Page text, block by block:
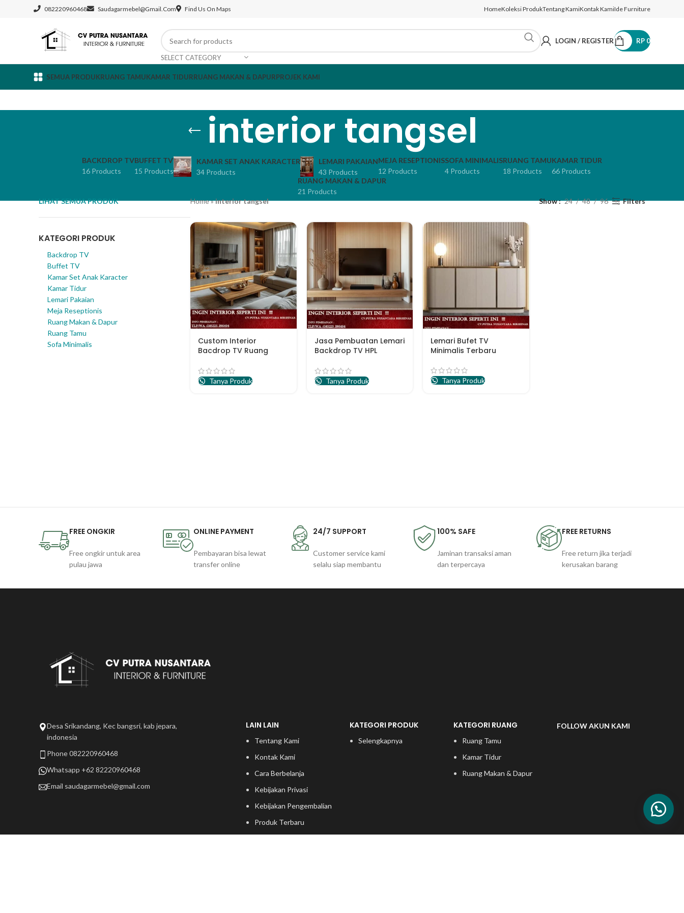
082220960468 Saudagarmebel@gmail.com Find Us On Maps HomeKoleksi ProdukTentang KamiKontak KamiIde Furniture
SELECT CATEGORY
LOGIN / REGISTER RP 0
SEMUA PRODUKRUANG TAMUKAMAR TIDURRUANG MAKAN & DAPURPROJEK KAMI
interior tangsel
BACKDROP TV
16 Products
BUFFET TV
15 Products
KAMAR SET ANAK KARACTER
34 Products
LEMARI PAKAIAN
43 Products
MEJA RESEPTIONIS
12 Products
SOFA MINIMALIS
4 Products
RUANG TAMU
18 Products
KAMAR TIDUR
66 Products
RUANG MAKAN & DAPUR
21 Products
LIHAT SEMUA PRODUK
KATEGORI PRODUK
Backdrop TV
Buffet TV
Kamar Set Anak Karacter
Kamar Tidur
Lemari Pakaian
Meja Reseptionis
Ruang Makan & Dapur
Ruang Tamu
Sofa Minimalis
Home»interior tangsel Show 24 48 96 Filters
Custom Interior
Bacdrop TV Ruang
Tanya Produk
Jasa Pembuatan Lemari
Backdrop TV HPL
Tanya Produk
Lemari Bufet TV
Minimalis Terbaru
Tanya Produk
FREE ONGKIR
Free ongkir untuk area
pulau jawa
ONLINE PAYMENT
Pembayaran bisa lewat
transfer online
24/7 SUPPORT
Customer service kami
selalu siap membantu
100% SAFE
Jaminan transaksi aman
dan terpercaya
FREE RETURNS
Free return jika terjadi
kerusakan barang
Desa Srikandang, Kec bangsri, kab jepara,
indonesia
Phone 082220960468
Whatsapp +62 82220960468
Email saudagarmebel@gmail.com
LAIN LAIN
Tentang Kami
Kontak Kami
Cara Berbelanja
Kebijakan Privasi
Kebijakan Pengembalian
Produk Terbaru
KATEGORI PRODUK
Selengkapnya
KATEGORI RUANG
Ruang Tamu
Kamar Tidur
Ruang Makan & Dapur
FOLLOW AKUN KAMI